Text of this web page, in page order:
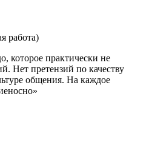
работа)
которое практически не
Нет претензий по качеству
общения. На каждое